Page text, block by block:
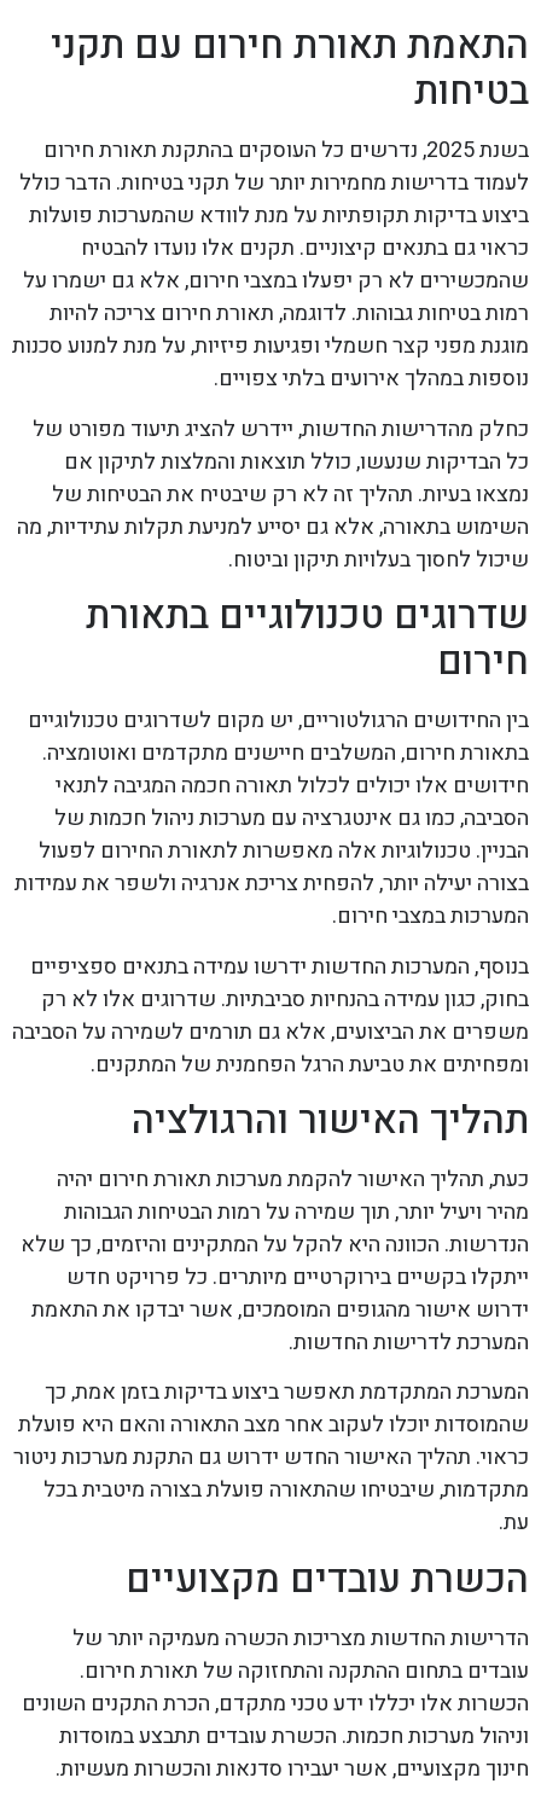
התאמת תאורת חירום עם תקני
בטיחות
בשנת 2025, נדרשים כל העוסקים בהתקנת תאורת חירום
לעמוד בדרישות מחמירות יותר של תקני בטיחות. הדבר כולל
ביצוע בדיקות תקופתיות על מנת לוודא שהמערכות פועלות
כראוי גם בתנאים קיצוניים. תקנים אלו נועדו להבטיח
שהמכשירים לא רק יפעלו במצבי חירום, אלא גם ישמרו על
רמות בטיחות גבוהות. לדוגמה, תאורת חירום צריכה להיות
מוגנת מפני קצר חשמלי ופגיעות פיזיות, על מנת למנוע סכנות
נוספות במהלך אירועים בלתי צפויים.
כחלק מהדרישות החדשות, יידרש להציג תיעוד מפורט של
כל הבדיקות שנעשו, כולל תוצאות והמלצות לתיקון אם
נמצאו בעיות. תהליך זה לא רק שיבטיח את הבטיחות של
השימוש בתאורה, אלא גם יסייע למניעת תקלות עתידיות, מה
שיכול לחסוך בעלויות תיקון וביטוח.
שדרוגים טכנולוגיים בתאורת
חירום
בין החידושים הרגולטוריים, יש מקום לשדרוגים טכנולוגיים
בתאורת חירום, המשלבים חיישנים מתקדמים ואוטומציה.
חידושים אלו יכולים לכלול תאורה חכמה המגיבה לתנאי
הסביבה, כמו גם אינטגרציה עם מערכות ניהול חכמות של
הבניין. טכנולוגיות אלה מאפשרות לתאורת החירום לפעול
בצורה יעילה יותר, להפחית צריכת אנרגיה ולשפר את עמידות
המערכות במצבי חירום.
בנוסף, המערכות החדשות ידרשו עמידה בתנאים ספציפיים
בחוק, כגון עמידה בהנחיות סביבתיות. שדרוגים אלו לא רק
משפרים את הביצועים, אלא גם תורמים לשמירה על הסביבה
ומפחיתים את טביעת הרגל הפחמנית של המתקנים.
תהליך האישור והרגולציה
כעת, תהליך האישור להקמת מערכות תאורת חירום יהיה
מהיר ויעיל יותר, תוך שמירה על רמות הבטיחות הגבוהות
הנדרשות. הכוונה היא להקל על המתקינים והיזמים, כך שלא
ייתקלו בקשיים בירוקרטיים מיותרים. כל פרויקט חדש
ידרוש אישור מהגופים המוסמכים, אשר יבדקו את התאמת
המערכת לדרישות החדשות.
המערכת המתקדמת תאפשר ביצוע בדיקות בזמן אמת, כך
שהמוסדות יוכלו לעקוב אחר מצב התאורה והאם היא פועלת
כראוי. תהליך האישור החדש ידרוש גם התקנת מערכות ניטור
מתקדמות, שיבטיחו שהתאורה פועלת בצורה מיטבית בכל
עת.
הכשרת עובדים מקצועיים
הדרישות החדשות מצריכות הכשרה מעמיקה יותר של
עובדים בתחום ההתקנה והתחזוקה של תאורת חירום.
הכשרות אלו יכללו ידע טכני מתקדם, הכרת התקנים השונים
וניהול מערכות חכמות. הכשרת עובדים תתבצע במוסדות
חינוך מקצועיים, אשר יעבירו סדנאות והכשרות מעשיות.